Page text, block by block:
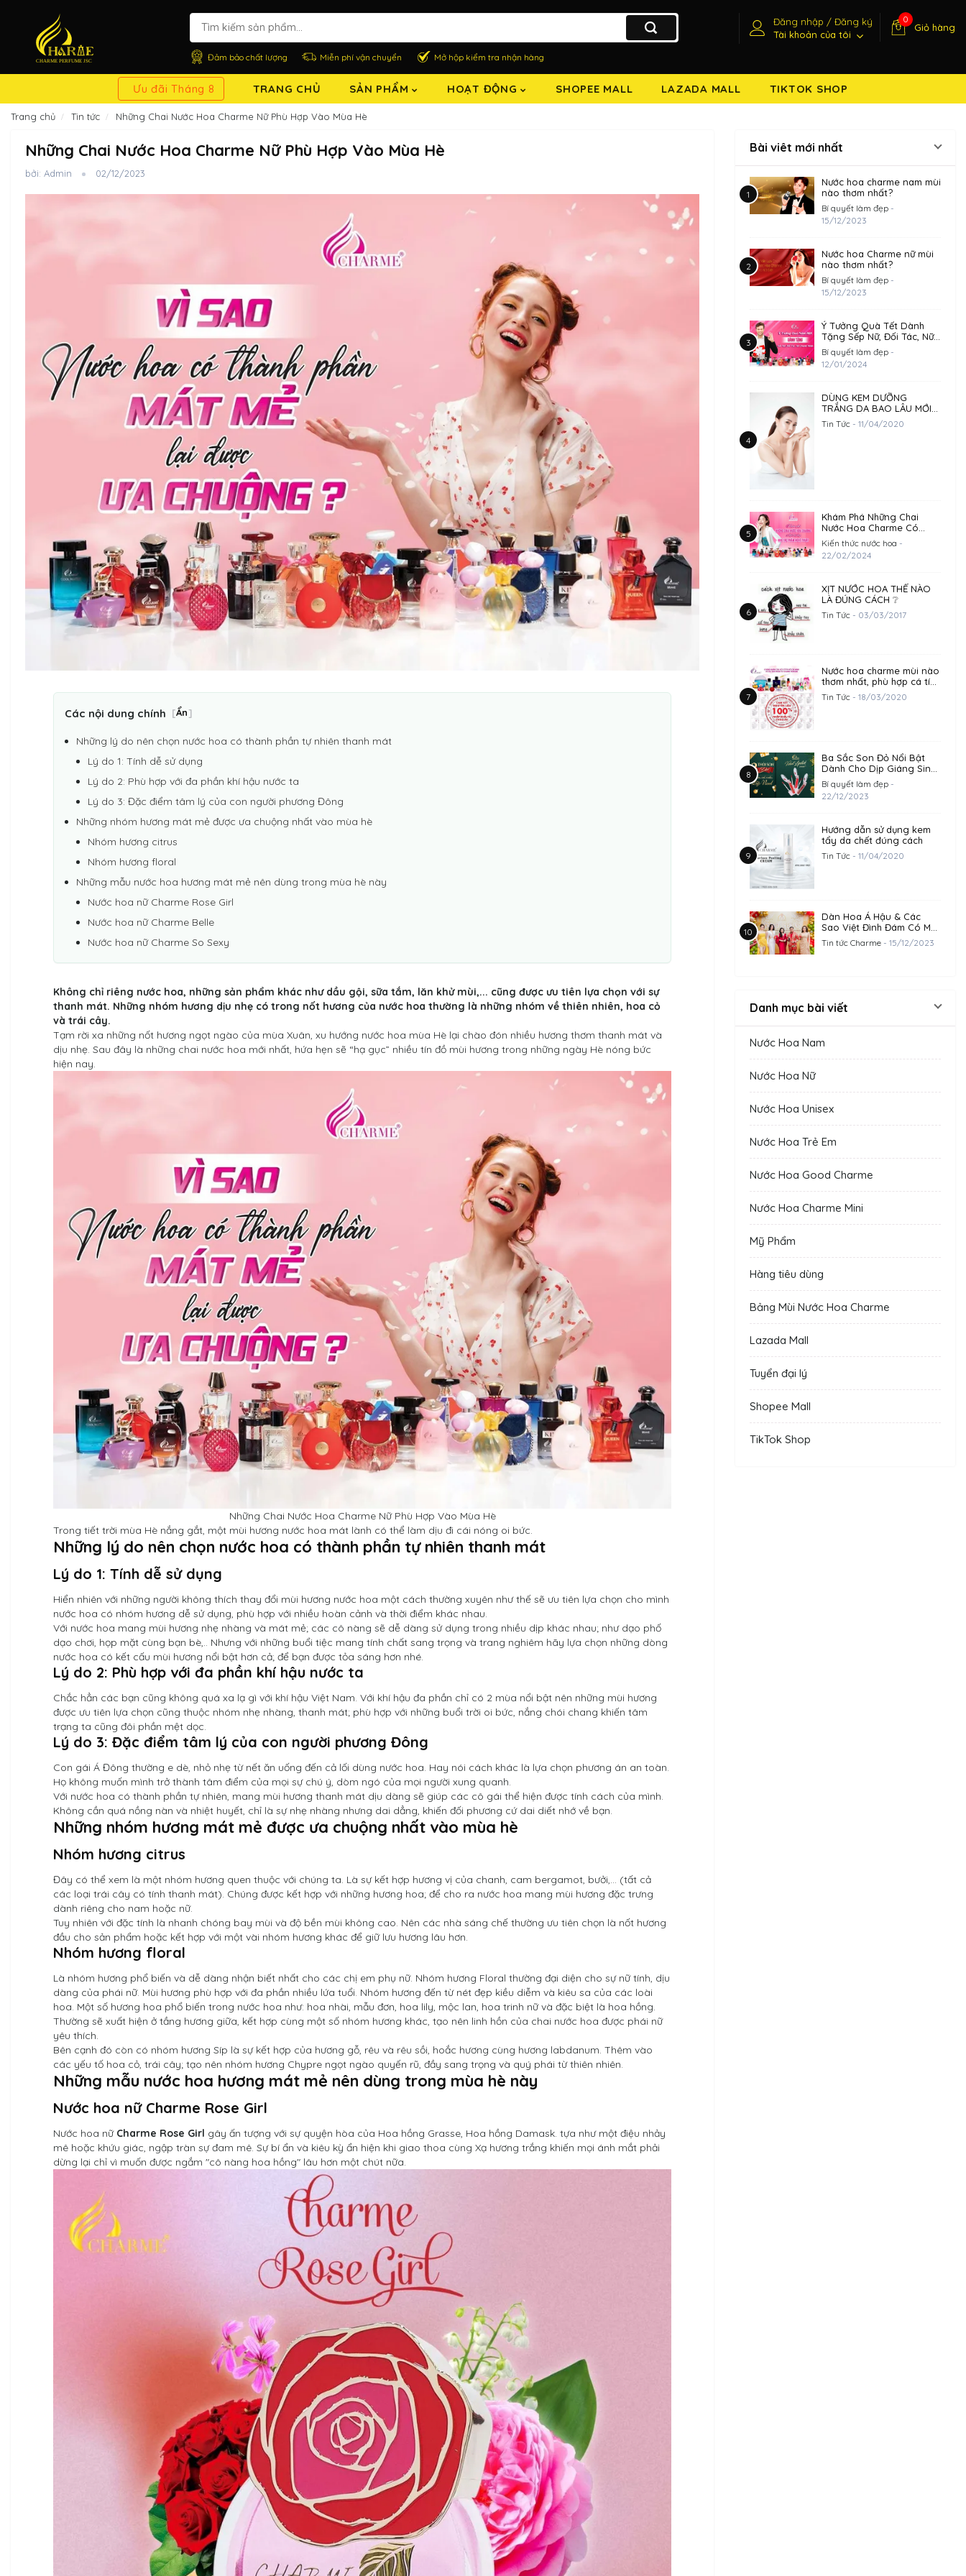
Đảm bảo chất lượng Miễn phí vận chuyển Mở hộp kiểm tra nhận hàng
Đăng nhập / Đăng ký
Tài khoản của tôi
0
Giỏ hàng
Ưu đãi Tháng 8 TRANG CHỦ SẢN PHẨM HOẠT ĐỘNG SHOPEE MALL LAZADA MALL TIKTOK SHOP
Trang chủ Tin tức Những Chai Nước Hoa Charme Nữ Phù Hợp Vào Mùa Hè
Những Chai Nước Hoa Charme Nữ Phù Hợp Vào Mùa Hè
bởi: Admin 02/12/2023
Các nội dung chính [Ẩn]
Những lý do nên chọn nước hoa có thành phần tự nhiên thanh mát
Lý do 1: Tính dễ sử dụng
Lý do 2: Phù hợp với đa phần khí hậu nước ta
Lý do 3: Đặc điểm tâm lý của con người phương Đông
Những nhóm hương mát mẻ được ưa chuộng nhất vào mùa hè
Nhóm hương citrus
Nhóm hương floral
Những mẫu nước hoa hương mát mẻ nên dùng trong mùa hè này
Nước hoa nữ Charme Rose Girl
Nước hoa nữ Charme Belle
Nước hoa nữ Charme So Sexy
Không chỉ riêng nước hoa, những sản phẩm khác như dầu gội, sữa tắm, lăn khử mùi,... cũng được ưu tiên lựa chọn với sự
thanh mát. Những nhóm hương dịu nhẹ có trong nốt hương của nước hoa thường là những nhóm về thiên nhiên, hoa cỏ
và trái cây.
Tạm rời xa những nốt hương ngọt ngào của mùa Xuân, xu hướng nước hoa mùa Hè lại chào đón nhiều hương thơm thanh mát và
dịu nhẹ. Sau đây là những chai nước hoa mới nhất, hứa hẹn sẽ “hạ gục” nhiều tín đồ mùi hương trong những ngày Hè nóng bức
hiện nay.
Những Chai Nước Hoa Charme Nữ Phù Hợp Vào Mùa Hè
Trong tiết trời mùa Hè nắng gắt, một mùi hương nước hoa mát lành có thể làm dịu đi cái nóng oi bức.
Những lý do nên chọn nước hoa có thành phần tự nhiên thanh mát
Lý do 1: Tính dễ sử dụng
Hiển nhiên với những người không thích thay đổi mùi hương nước hoa một cách thường xuyên như thế sẽ ưu tiên lựa chọn cho mình
nước hoa có nhóm hương dễ sử dụng, phù hợp với nhiều hoàn cảnh và thời điểm khác nhau.
Với nước hoa mang mùi hương nhẹ nhàng và mát mẻ; các cô nàng sẽ dễ dàng sử dụng trong nhiều dịp khác nhau; như dạo phố
dạo chơi, họp mặt cùng bạn bè,.. Nhưng với những buổi tiệc mang tính chất sang trọng và trang nghiêm hãy lựa chọn những dòng
nước hoa có kết cấu mùi hương nổi bật hơn cả; để bạn được tỏa sáng hơn nhé.
Lý do 2: Phù hợp với đa phần khí hậu nước ta
Chắc hẳn các bạn cũng không quá xa lạ gì với khí hậu Việt Nam. Với khí hậu đa phần chỉ có 2 mùa nổi bật nên những mùi hương
được ưu tiên lựa chọn cũng thuộc nhóm nhẹ nhàng, thanh mát; phù hợp với những buổi trời oi bức, nắng chói chang khiến tâm
trạng ta cũng đôi phần mệt dọc.
Lý do 3: Đặc điểm tâm lý của con người phương Đông
Con gái Á Đông thường e dè, nhỏ nhẹ từ nết ăn uống đến cả lối dùng nước hoa. Hay nói cách khác là lựa chọn phương án an toàn.
Họ không muốn mình trở thành tâm điểm của mọi sự chú ý, dòm ngó của mọi người xung quanh.
Với nước hoa có thành phần tự nhiên, mang mùi hương thanh mát dịu dàng sẽ giúp các cô gái thể hiện được tính cách của mình.
Không cần quá nồng nàn và nhiệt huyết, chỉ là sự nhẹ nhàng nhưng dai dẳng, khiến đối phương cứ dai diết nhớ về bạn.
Những nhóm hương mát mẻ được ưa chuộng nhất vào mùa hè
Nhóm hương citrus
Đây có thể xem là một nhóm hương quen thuộc với chúng ta. Là sự kết hợp hương vị của chanh, cam bergamot, bưởi,… (tất cả
các loại trái cây có tính thanh mát). Chúng được kết hợp với những hương hoa; để cho ra nước hoa mang mùi hương đặc trưng
dành riêng cho nam hoặc nữ.
Tuy nhiên với đặc tính là nhanh chóng bay mùi và độ bền mùi không cao. Nên các nhà sáng chế thường ưu tiên chọn là nốt hương
đầu cho sản phẩm hoặc kết hợp với một vài nhóm hương khác để giữ lưu hương lâu hơn.
Nhóm hương floral
Là nhóm hương phổ biến và dễ dàng nhận biết nhất cho các chị em phụ nữ. Nhóm hương Floral thường đại diện cho sự nữ tính, dịu
dàng của phái nữ. Mùi hương phù hợp với đa phần nhiều lứa tuổi. Nhóm hương đến từ nét đẹp kiều diễm và kiêu sa của các loài
hoa. Một số hương hoa phổ biến trong nước hoa như: hoa nhài, mẫu đơn, hoa lily, mộc lan, hoa trinh nữ và đặc biệt là hoa hồng.
Thường sẽ xuất hiện ở tầng hương giữa, kết hợp cùng một số nhóm hương khác, tạo nên linh hồn của chai nước hoa được phái nữ
yêu thích.
Bên cạnh đó còn có nhóm hương Síp là sự kết hợp của hương gỗ, rêu và rêu sồi, hoắc hương cùng hương labdanum. Thêm vào
các yếu tố hoa cỏ, trái cây; tạo nên nhóm hương Chypre ngọt ngào quyến rũ, đầy sang trọng và quý phái từ thiên nhiên.
Những mẫu nước hoa hương mát mẻ nên dùng trong mùa hè này
Nước hoa nữ Charme Rose Girl
Nước hoa nữ Charme Rose Girl gây ấn tượng với sự quyện hòa của Hoa hồng Grasse, Hoa hồng Damask. tựa như một điệu nhảy
mê hoặc khứu giác, ngập tràn sự đam mê. Sự bí ẩn và kiêu kỳ ẩn hiện khi giao thoa cùng Xạ hương trắng khiến mọi ánh mắt phải
dừng lại chỉ vì muốn được ngắm "cô nàng hoa hồng" lâu hơn một chút nữa.
Bài viêt mới nhất
Nước hoa charme nam mùi
nào thơm nhất?
Bí quyết làm đẹp -
15/12/2023
Nước hoa Charme nữ mùi
nào thơm nhất?
Bí quyết làm đẹp -
15/12/2023
Ý Tưởng Quà Tết Dành
Tặng Sếp Nữ, Đối Tác, Nữ
Doanh Nhân
Bí quyết làm đẹp -
12/01/2024
DÙNG KEM DƯỠNG
TRẮNG DA BAO LÂU MỚI
HIỆU QUẢ?
Tin Tức - 11/04/2020
Khám Phá Những Chai
Nước Hoa Charme Có
Thiết Kế Đẹp Như 1 Tác
Phẩm Nghệ Thuật
Kiến thức nước hoa -
22/02/2024
XỊT NƯỚC HOA THẾ NÀO
LÀ ĐÚNG CÁCH ❔
Tin Tức - 03/03/2017
Nước hoa charme mùi nào
thơm nhất, phù hợp cá tính
của bạn?
Tin Tức - 18/03/2020
Ba Sắc Son Đỏ Nổi Bật
Dành Cho Dịp Giáng Sinh
2023
Bí quyết làm đẹp -
22/12/2023
Hướng dẫn sử dụng kem
tẩy da chết đúng cách
Tin Tức - 11/04/2020
Dàn Hoa Á Hậu & Các
Sao Việt Đình Đám Có Mặt
Chúc Mừng Khai Trương
Trụ Sở Công Ty
Tin tức Charme - 15/12/2023
Danh mục bài viết
Nước Hoa Nam
Nước Hoa Nữ
Nước Hoa Unisex
Nước Hoa Trẻ Em
Nước Hoa Good Charme
Nước Hoa Charme Mini
Mỹ Phẩm
Hàng tiêu dùng
Bảng Mùi Nước Hoa Charme
Lazada Mall
Tuyển đại lý
Shopee Mall
TikTok Shop